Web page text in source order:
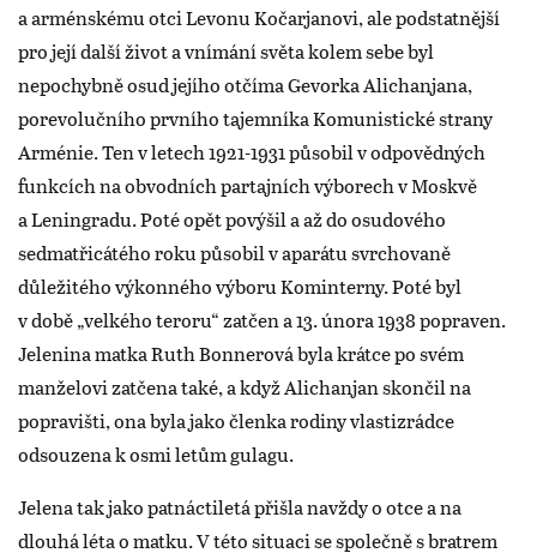
a arménskému otci Levonu Kočarjanovi, ale podstatnější
pro její další život a vnímání světa kolem sebe byl
nepochybně osud jejího otčíma Gevorka Alichanjana,
porevolučního prvního tajemníka Komunistické strany
Arménie. Ten v letech 1921-1931 působil v odpovědných
funkcích na obvodních partajních výborech v Moskvě
a Leningradu. Poté opět povýšil a až do osudového
sedmatřicátého roku působil v aparátu svrchovaně
důležitého výkonného výboru Kominterny. Poté byl
v době „velkého teroru“ zatčen a 13. února 1938 popraven.
Jelenina matka Ruth Bonnerová byla krátce po svém
manželovi zatčena také, a když Alichanjan skončil na
popravišti, ona byla jako členka rodiny vlastizrádce
odsouzena k osmi letům gulagu.
Jelena tak jako patnáctiletá přišla navždy o otce a na
dlouhá léta o matku. V této situaci se společně s bratrem